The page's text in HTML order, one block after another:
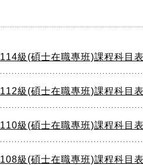
114級(碩士在職專班)課程科目表
112級(碩士在職專班)課程科目表
110級(碩士在職專班)課程科目表
108級(碩士在職專班)課程科目表